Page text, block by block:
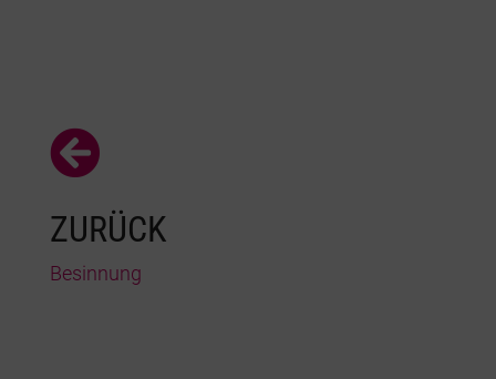

ZURÜCK
Besinnung